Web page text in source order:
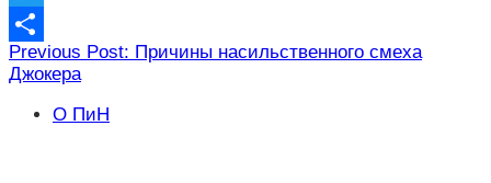
Twitter
Отправить
Навигация
по
записям
Previous Post: Причины насильственного смеха
Джокера
О ПиН